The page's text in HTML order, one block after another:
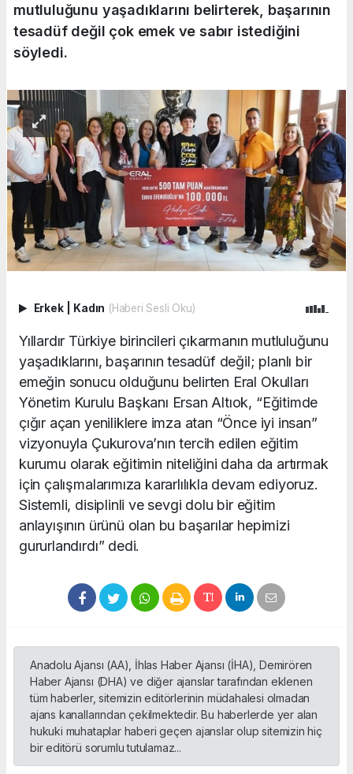
mutluluğunu yaşadıklarını belirterek, başarının
tesadüf değil çok emek ve sabır istediğini
söyledi.
Erkek Kadın (Haberi Sesli Oku)
Yıllardır Türkiye birincileri çıkarmanın mutluluğunu
yaşadıklarını, başarının tesadüf değil; planlı bir
emeğin sonucu olduğunu belirten Eral Okulları
Yönetim Kurulu Başkanı Ersan Altıok, “Eğitimde
çığır açan yeniliklere imza atan “Önce iyi insan”
vizyonuyla Çukurova’nın tercih edilen eğitim
kurumu olarak eğitimin niteliğini daha da artırmak
için çalışmalarımıza kararlılıkla devam ediyoruz.
Sistemli, disiplinli ve sevgi dolu bir eğitim
anlayışının ürünü olan bu başarılar hepimizi
gururlandırdı” dedi.
Anadolu Ajansı (AA), İhlas Haber Ajansı (İHA), Demirören
Haber Ajansı (DHA) ve diğer ajanslar tarafından eklenen
tüm haberler, sitemizin editörlerinin müdahalesi olmadan
ajans kanallarından çekilmektedir. Bu haberlerde yer alan
hukuki muhataplar haberi geçen ajanslar olup sitemizin hiç
bir editörü sorumlu tutulamaz...